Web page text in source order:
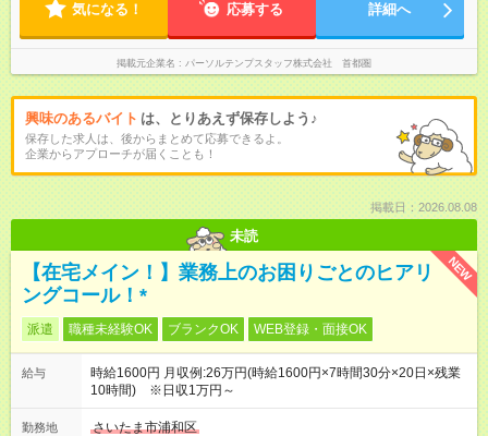
気になる！ 応募する 詳細へ
掲載元企業名 パーソルテンプスタッフ株式会社 首都圏
興味のあるバイト は、とりあえず保存しよう♪
保存した求人は、後からまとめて応募できるよ。
企業からアプローチが届くことも！
掲載日：2026.08.08
未読
NEW
【在宅メイン！】業務上のお困りごとのヒアリ
ングコール！*
派遣 職種未経験OK ブランクOK WEB登録・面接OK
給与
時給1600円 月収例:26万円(時給1600円×7時間30分×20日×残業
10時間) ※日収1万円～
勤務地
さいたま市浦和区